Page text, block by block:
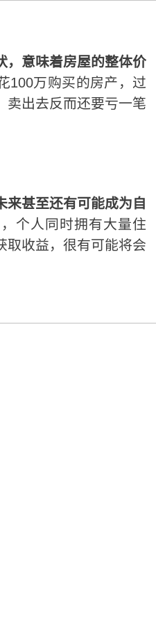
，意味着房屋的整体价
100万购买的房产，过
卖出去反而还要亏一笔
来甚至还有可能成为自
个人同时拥有大量住
取收益，很有可能将会